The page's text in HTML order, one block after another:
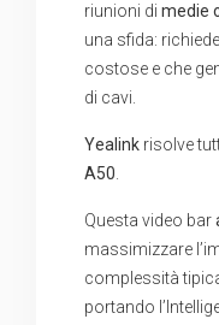
riunioni di medie
una sfida:
costose e che
di cavi.
Yealink risolve
A50.
Questa video bar
massimizzare
complessità
portando